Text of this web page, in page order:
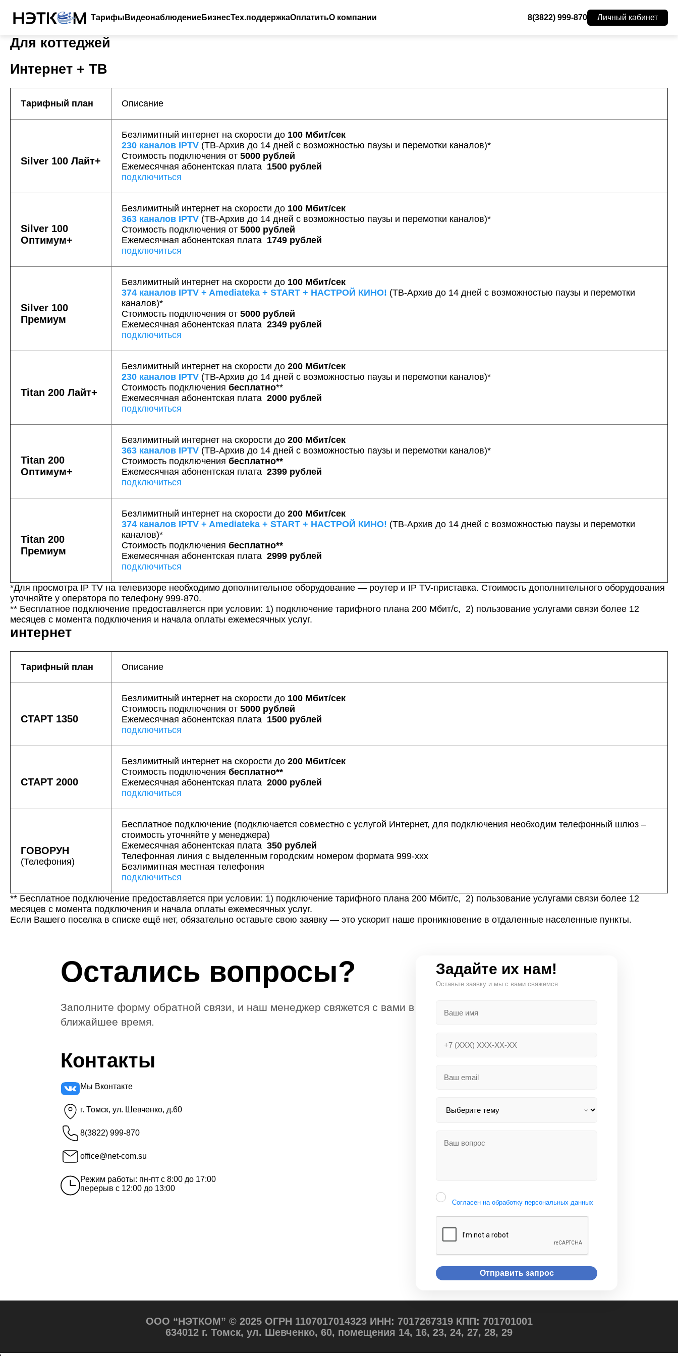
Тарифы ВидеонаблюдениеБизнесТех.поддержкаОплатитьО компании 8(3822) 999-870 Личный кабинет
Для коттеджей
Интернет + ТВ
Тарифный план Описание
Silver 100 Лайт+
Безлимитный интернет на скорости до 100 Мбит/сек
230 каналов IPTV (ТВ-Архив до 14 дней c возможностью паузы и перемотки каналов)*
Стоимость подключения от 5000 рублей
Ежемесячная абонентская плата 1500 рублей
подключиться
Silver 100
Оптимум+
Безлимитный интернет на скорости до 100 Мбит/сек
363 каналов IPTV (ТВ-Архив до 14 дней c возможностью паузы и перемотки каналов)*
Стоимость подключения от 5000 рублей
Ежемесячная абонентская плата 1749 рублей
подключиться
Silver 100
Премиум
Безлимитный интернет на скорости до 100 Мбит/сек
374 каналов IPTV + Amediateka + START + НАСТРОЙ КИНО! (ТВ-Архив до 14 дней c возможностью паузы и перемотки
каналов)*
Стоимость подключения от 5000 рублей
Ежемесячная абонентская плата 2349 рублей
подключиться
Titan 200 Лайт+
Безлимитный интернет на скорости до 200 Мбит/сек
230 каналов IPTV (ТВ-Архив до 14 дней c возможностью паузы и перемотки каналов)*
Стоимость подключения бесплатно**
Ежемесячная абонентская плата 2000 рублей
подключиться
Titan 200
Оптимум+
Безлимитный интернет на скорости до 200 Мбит/сек
363 каналов IPTV (ТВ-Архив до 14 дней c возможностью паузы и перемотки каналов)*
Стоимость подключения бесплатно**
Ежемесячная абонентская плата 2399 рублей
подключиться
Titan 200
Премиум
Безлимитный интернет на скорости до 200 Мбит/сек
374 каналов IPTV + Amediateka + START + НАСТРОЙ КИНО! (ТВ-Архив до 14 дней c возможностью паузы и перемотки
каналов)*
Стоимость подключения бесплатно**
Ежемесячная абонентская плата 2999 рублей
подключиться
*Для просмотра IP TV на телевизоре необходимо дополнительное оборудование — роутер и IP TV-приставка. Стоимость дополнительного оборудования
уточняйте у оператора по телефону 999-870.
** Бесплатное подключение предоставляется при условии: 1) подключение тарифного плана 200 Мбит/с, 2) пользование услугами связи более 12
месяцев с момента подключения и начала оплаты ежемесячных услуг.
интернет
Тарифный план Описание
СТАРТ 1350
Безлимитный интернет на скорости до 100 Мбит/сек
Стоимость подключения от 5000 рублей
Ежемесячная абонентская плата 1500 рублей
подключиться
СТАРТ 2000
Безлимитный интернет на скорости до 200 Мбит/сек
Стоимость подключения бесплатно**
Ежемесячная абонентская плата 2000 рублей
подключиться
ГОВОРУН
(Телефония)
Бесплатное подключение (подключается совместно с услугой Интернет, для подключения необходим телефонный шлюз –
стоимость уточняйте у менеджера)
Ежемесячная абонентская плата 350 рублей
Телефонная линия c выделенным городским номером формата 999-ххх
Безлимитная местная телефония
подключиться
** Бесплатное подключение предоставляется при условии: 1) подключение тарифного плана 200 Мбит/с, 2) пользование услугами связи более 12
месяцев с момента подключения и начала оплаты ежемесячных услуг.
Если Вашего поселка в списке ещё нет, обязательно оставьте свою заявку — это ускорит наше проникновение в отдаленные населенные пункты.
Остались вопросы?
Заполните форму обратной связи, и наш менеджер свяжется с вами в
ближайшее время.
Контакты
Мы Вконтакте
г. Томск, ул. Шевченко, д.60
8(3822) 999-870
office@net-com.su
Режим работы: пн-пт с 8:00 до 17:00
перерыв с 12:00 до 13:00
Задайте их нам!
Оставьте заявку и мы с вами свяжемся
Согласен на обработку персональных данных
ООО “НЭТКОМ” © 2025 ОГРН 1107017014323 ИНН: 7017267319 КПП: 701701001
634012 г. Томск, ул. Шевченко, 60, помещения 14, 16, 23, 24, 27, 28, 29